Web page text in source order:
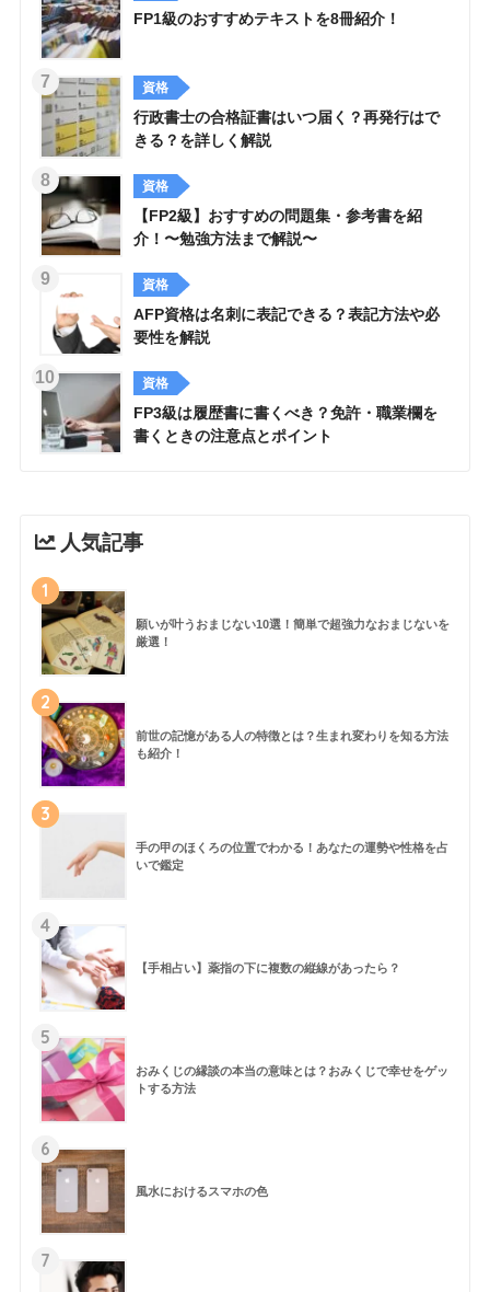
FP1級のおすすめテキストを8冊紹介！
資格
行政書士の合格証書はいつ届く？再発行はで
きる？を詳しく解説
資格
【FP2級】おすすめの問題集・参考書を紹
介！〜勉強方法まで解説〜
資格
AFP資格は名刺に表記できる？表記方法や必
要性を解説
資格
FP3級は履歴書に書くべき？免許・職業欄を
書くときの注意点とポイント
人気記事
1
願いが叶うおまじない10選！簡単で超強力なおまじないを
厳選！
2
前世の記憶がある人の特徴とは？生まれ変わりを知る方法
も紹介！
3
手の甲のほくろの位置でわかる！あなたの運勢や性格を占
いで鑑定
4
【手相占い】薬指の下に複数の縦線があったら？
5
おみくじの縁談の本当の意味とは？おみくじで幸せをゲッ
トする方法
6
風水におけるスマホの色
7